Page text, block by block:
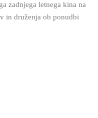
zadnjega letnega kina na
in druženja ob ponudbi